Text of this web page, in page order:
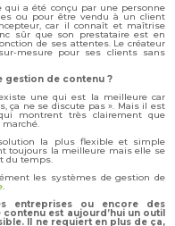
qui a été conçu par une personne
ou pour être vendu à un client
car il connaît et maîtrise
sûr que son prestataire est en
de ses attentes. Le créateur
mesure pour ses clients sans
gestion de contenu ?
une qui est la meilleure car
ça ne se discute pas ». Mais il est
montrent très clairement que
la plus flexible et simple
toujours la meilleure mais elle se
du temps.
les systèmes de gestion de
.
entreprises ou encore des
est aujourd’hui un outil
Il ne requiert en plus de ça,